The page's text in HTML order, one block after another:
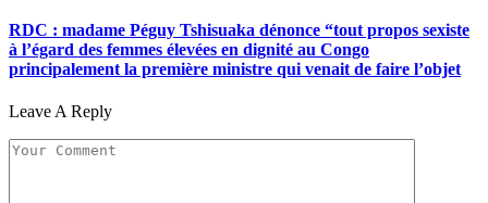
RDC : madame Péguy Tshisuaka dénonce “tout propos sexiste
à l’égard des femmes élevées en dignité au Congo
principalement la première ministre qui venait de faire l’objet
Leave A Reply